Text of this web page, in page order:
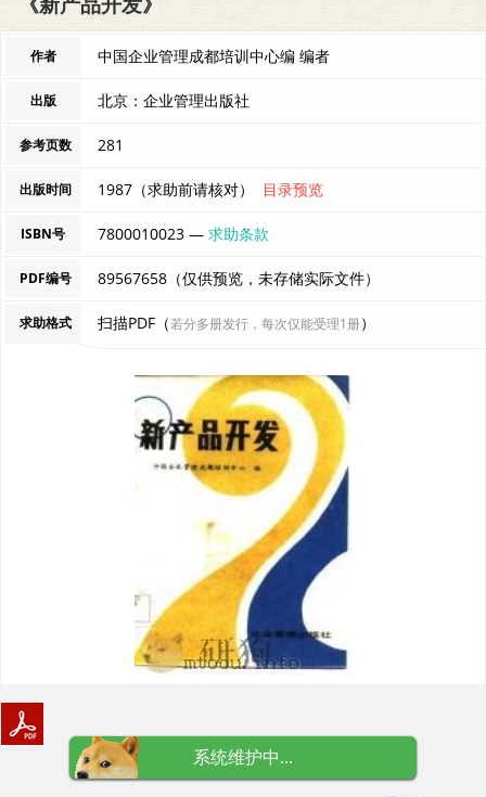
作者 中国企业管理成都培训中心编 编者
出版 北京：企业管理出版社
参考页数 281
出版时间 1987（求助前请核对） 目录预览
ISBN号 7800010023 —求助条款
PDF编号 89567658（仅供预览，未存储实际文件）
求助格式 扫描PDF（若分多册发行，每次仅能受理1册）
系统维护中...